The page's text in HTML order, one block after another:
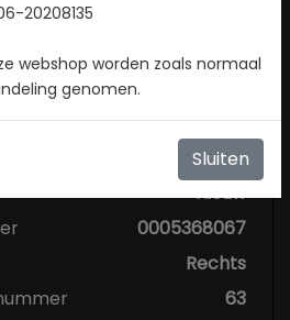
Nieuw
0005368067
Rechts
63
20208135
webshop worden zoals normaal
genomen.
Sluiten